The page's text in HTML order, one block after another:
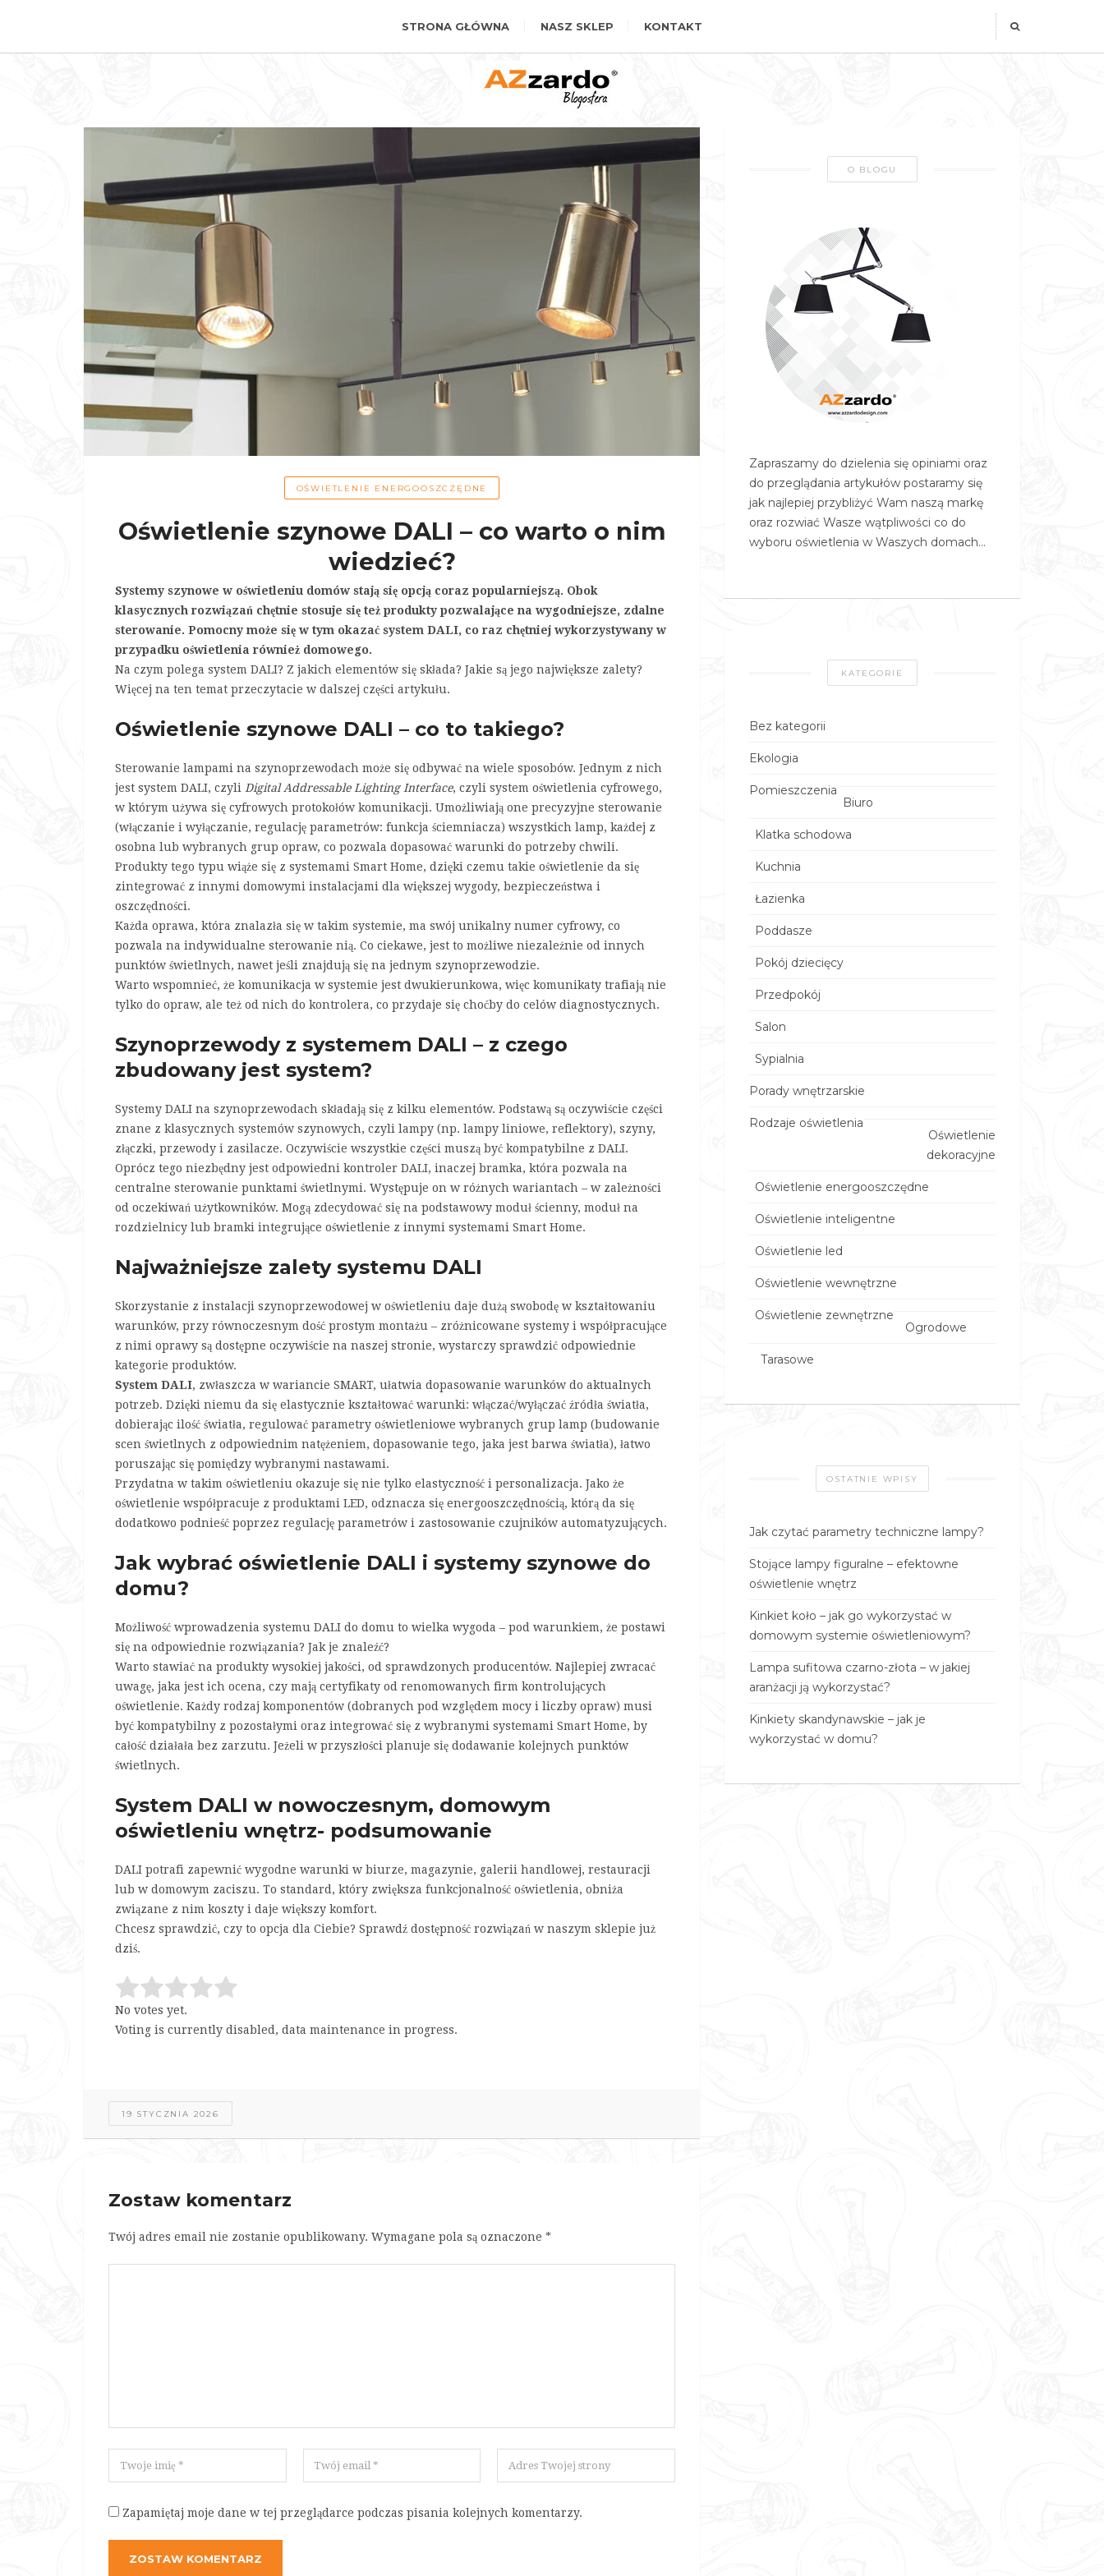
STRONA GŁÓWNA NASZ SKLEP KONTAKT
OŚWIETLENIE ENERGOOSZCZĘDNE
Oświetlenie szynowe DALI – co warto o nim
wiedzieć?
Systemy szynowe w oświetleniu domów stają się opcją coraz popularniejszą. Obok
klasycznych rozwiązań chętnie stosuje się też produkty pozwalające na wygodniejsze, zdalne
sterowanie. Pomocny może się w tym okazać system DALI, co raz chętniej wykorzystywany w
przypadku oświetlenia również domowego.
Na czym polega system DALI? Z jakich elementów się składa? Jakie są jego największe zalety?
Więcej na ten temat przeczytacie w dalszej części artykułu.
Oświetlenie szynowe DALI – co to takiego?
Sterowanie lampami na szynoprzewodach może się odbywać na wiele sposobów. Jednym z nich
jest system DALI, czyli Digital Addressable Lighting Interface, czyli system oświetlenia cyfrowego,
w którym używa się cyfrowych protokołów komunikacji. Umożliwiają one precyzyjne sterowanie
(włączanie i wyłączanie, regulację parametrów: funkcja ściemniacza) wszystkich lamp, każdej z
osobna lub wybranych grup opraw, co pozwala dopasować warunki do potrzeby chwili.
Produkty tego typu wiąże się z systemami Smart Home, dzięki czemu takie oświetlenie da się
zintegrować z innymi domowymi instalacjami dla większej wygody, bezpieczeństwa i
oszczędności.
Każda oprawa, która znalazła się w takim systemie, ma swój unikalny numer cyfrowy, co
pozwala na indywidualne sterowanie nią. Co ciekawe, jest to możliwe niezależnie od innych
punktów świetlnych, nawet jeśli znajdują się na jednym szynoprzewodzie.
Warto wspomnieć, że komunikacja w systemie jest dwukierunkowa, więc komunikaty trafiają nie
tylko do opraw, ale też od nich do kontrolera, co przydaje się choćby do celów diagnostycznych.
Szynoprzewody z systemem DALI – z czego
zbudowany jest system?
Systemy DALI na szynoprzewodach składają się z kilku elementów. Podstawą są oczywiście części
znane z klasycznych systemów szynowych, czyli lampy (np. lampy liniowe, reflektory), szyny,
złączki, przewody i zasilacze. Oczywiście wszystkie części muszą być kompatybilne z DALI.
Oprócz tego niezbędny jest odpowiedni kontroler DALI, inaczej bramka, która pozwala na
centralne sterowanie punktami świetlnymi. Występuje on w różnych wariantach – w zależności
od oczekiwań użytkowników. Mogą zdecydować się na podstawowy moduł ścienny, moduł na
rozdzielnicy lub bramki integrujące oświetlenie z innymi systemami Smart Home.
Najważniejsze zalety systemu DALI
Skorzystanie z instalacji szynoprzewodowej w oświetleniu daje dużą swobodę w kształtowaniu
warunków, przy równoczesnym dość prostym montażu – zróżnicowane systemy i współpracujące
z nimi oprawy są dostępne oczywiście na naszej stronie, wystarczy sprawdzić odpowiednie
kategorie produktów.
System DALI, zwłaszcza w wariancie SMART, ułatwia dopasowanie warunków do aktualnych
potrzeb. Dzięki niemu da się elastycznie kształtować warunki: włączać/wyłączać źródła światła,
dobierając ilość światła, regulować parametry oświetleniowe wybranych grup lamp (budowanie
scen świetlnych z odpowiednim natężeniem, dopasowanie tego, jaka jest barwa światła), łatwo
poruszając się pomiędzy wybranymi nastawami.
Przydatna w takim oświetleniu okazuje się nie tylko elastyczność i personalizacja. Jako że
oświetlenie współpracuje z produktami LED, odznacza się energooszczędnością, którą da się
dodatkowo podnieść poprzez regulację parametrów i zastosowanie czujników automatyzujących.
Jak wybrać oświetlenie DALI i systemy szynowe do
domu?
Możliwość wprowadzenia systemu DALI do domu to wielka wygoda – pod warunkiem, że postawi
się na odpowiednie rozwiązania? Jak je znaleźć?
Warto stawiać na produkty wysokiej jakości, od sprawdzonych producentów. Najlepiej zwracać
uwagę, jaka jest ich ocena, czy mają certyfikaty od renomowanych firm kontrolujących
oświetlenie. Każdy rodzaj komponentów (dobranych pod względem mocy i liczby opraw) musi
być kompatybilny z pozostałymi oraz integrować się z wybranymi systemami Smart Home, by
całość działała bez zarzutu. Jeżeli w przyszłości planuje się dodawanie kolejnych punktów
świetlnych.
System DALI w nowoczesnym, domowym
oświetleniu wnętrz- podsumowanie
DALI potrafi zapewnić wygodne warunki w biurze, magazynie, galerii handlowej, restauracji
lub w domowym zaciszu. To standard, który zwiększa funkcjonalność oświetlenia, obniża
związane z nim koszty i daje większy komfort.
Chcesz sprawdzić, czy to opcja dla Ciebie? Sprawdź dostępność rozwiązań w naszym sklepie już
dziś.
No votes yet.
Voting is currently disabled, data maintenance in progress.
19 STYCZNIA 2026
Zostaw komentarz
Twój adres email nie zostanie opublikowany. Wymagane pola są oznaczone *
Zapamiętaj moje dane w tej przeglądarce podczas pisania kolejnych komentarzy.
ZOSTAW KOMENTARZ
O BLOGU
Zapraszamy do dzielenia się opiniami oraz
do przeglądania artykułów postaramy się
jak najlepiej przybliżyć Wam naszą markę
oraz rozwiać Wasze wątpliwości co do
wyboru oświetlenia w Waszych domach…
KATEGORIE
Bez kategorii
Ekologia
Pomieszczenia
Biuro
Klatka schodowa
Kuchnia
Łazienka
Poddasze
Pokój dziecięcy
Przedpokój
Salon
Sypialnia
Porady wnętrzarskie
Rodzaje oświetlenia
Oświetlenie
dekoracyjne
Oświetlenie energooszczędne
Oświetlenie inteligentne
Oświetlenie led
Oświetlenie wewnętrzne
Oświetlenie zewnętrzne
Ogrodowe
Tarasowe
OSTATNIE WPISY
Jak czytać parametry techniczne lampy?
Stojące lampy figuralne – efektowne
oświetlenie wnętrz
Kinkiet koło – jak go wykorzystać w
domowym systemie oświetleniowym?
Lampa sufitowa czarno-złota – w jakiej
aranżacji ją wykorzystać?
Kinkiety skandynawskie – jak je
wykorzystać w domu?